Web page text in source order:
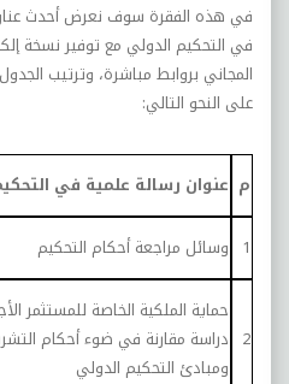
في هذه الفقرة سوف نعرض أحدث
في التحكيم الدولي مع توفير نسخة
المجاني بروابط مباشرة، وترتيب
على النحو التالي:
م عنوان رسالة علمية في
1 وسائل مراجعة أحكام التحكيم
2
حماية الملكية الخاصة للمستثمر
دراسة مقارنة في ضوء أحكام
ومبادئ التحكيم الدولي